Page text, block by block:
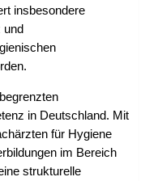
insbesondere
und
in Deutschland. Mit
für Hygiene
im Bereich
strukturelle